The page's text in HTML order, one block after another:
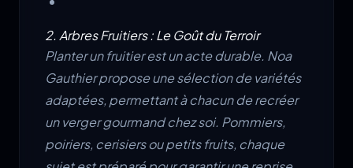
2. Arbres Fruitiers : Le Goût du Terroir
Planter un fruitier est un acte durable. Noa
Gauthier propose une sélection de variétés
adaptées, permettant à chacun de recréer
un verger gourmand chez soi. Pommiers,
poiriers, cerisiers ou petits fruits, chaque